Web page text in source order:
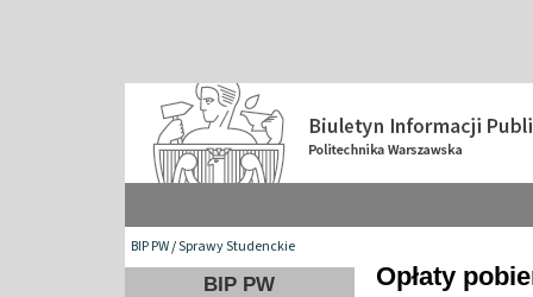
BIP PW/Sprawy Studenckie
BIP PW Opłaty